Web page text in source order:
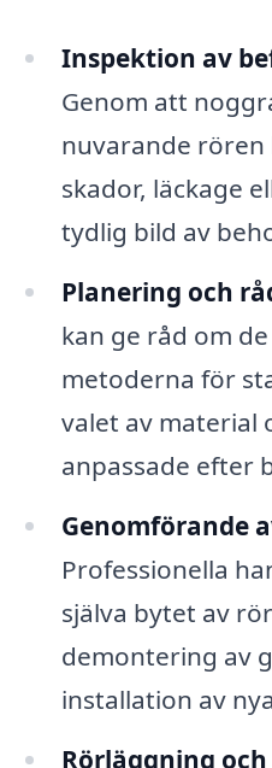
Inspektion av
Genom att
nuvarande
skador, läckage
tydlig bild av
Planering och
kan ge råd om
metoderna för
valet av material
anpassade efter
Genomförande
Professionella
själva bytet av
demontering av
installation av
Rörläggning